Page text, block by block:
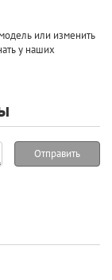
или изменить
у наших
Отправить